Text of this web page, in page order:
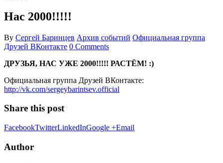
Нас 2000!!!!!
By Сергей Баринцев Архив событий Официальная группа
Друзей ВКонтакте 0 Comments
ДРУЗЬЯ, НАС УЖЕ 2000!!!!! РАСТЁМ! :)
Официальная группа Друзей ВКонтакте:
http://vk.com/sergeybarintsev.official
Share this post
FacebookTwitterLinkedInGoogle +Email
Author